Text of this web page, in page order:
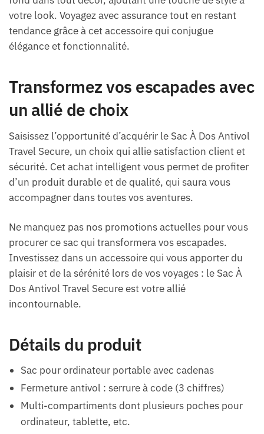
votre look. Voyagez avec assurance tout en restant
tendance grâce à cet accessoire qui conjugue
élégance et fonctionnalité.
Transformez vos escapades avec
un allié de choix
Saisissez l’opportunité d’acquérir le Sac À Dos Antivol
Travel Secure, un choix qui allie satisfaction client et
sécurité. Cet achat intelligent vous permet de profiter
d’un produit durable et de qualité, qui saura vous
accompagner dans toutes vos aventures.
Ne manquez pas nos promotions actuelles pour vous
procurer ce sac qui transformera vos escapades.
Investissez dans un accessoire qui vous apporter du
plaisir et de la sérénité lors de vos voyages : le Sac À
Dos Antivol Travel Secure est votre allié
incontournable.
Détails du produit
Sac pour ordinateur portable avec cadenas
Fermeture antivol : serrure à code (3 chiffres)
Multi-compartiments dont plusieurs poches pour
ordinateur, tablette, etc.